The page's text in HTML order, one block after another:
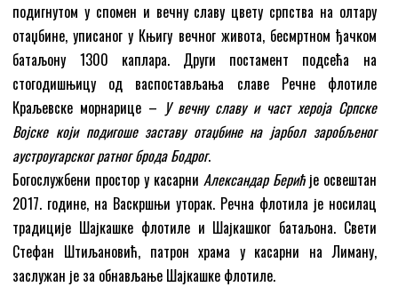
подигнутом у спомен и вечну славу цвету српства на олтару
отаџбине, уписаног у Књигу вечног живота, бесмртном ђачком
батаљону 1300 каплара. Други постамент подсећа на
стогодишњицу од васпостављања славе Речне флотиле
Краљевске морнарице – У вечну славу и част хероја Српске
Војске који подигоше заставу отаџбине на јарбол заробљеног
аустроугарског ратног брода Бодрог.
Богослужбени простор у касарни Александар Берићје освештан
2017. године, на Васкршњи уторак. Речна флотила је носилац
традиције Шајкашке флотиле и Шајкашког батаљона. Свети
Стефан Штиљановић, патрон храма у касарни на Лиману,
заслужан је за обнављање Шајкашке флотиле.